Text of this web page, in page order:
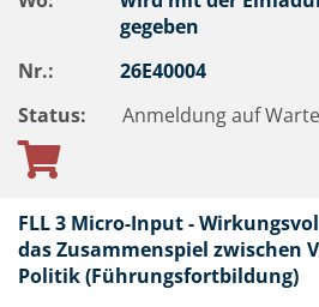
gegeben
Nr.:
26E40004
Status:
Anmeldung auf
FLL 3 Micro-Input -
das Zusammenspiel zwischen
Politik (Führungsfortbildung)